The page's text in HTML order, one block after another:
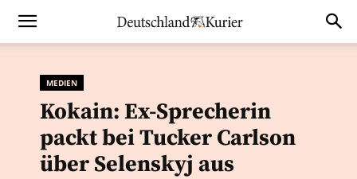
MEDIEN
Kokain: Ex-Sprecherin
packt bei Tucker Carlson
über Selenskyj aus